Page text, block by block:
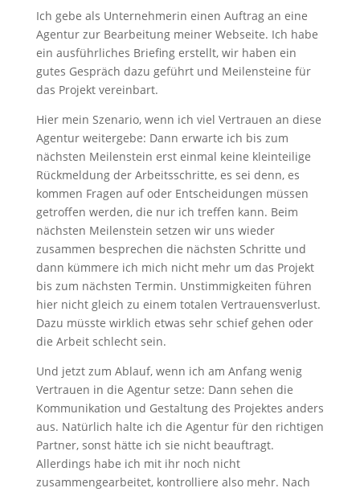
Ich gebe als Unternehmerin einen Auftrag an eine
Agentur zur Bearbeitung meiner Webseite. Ich habe
ein ausführliches Briefing erstellt, wir haben ein
gutes Gespräch dazu geführt und Meilensteine für
das Projekt vereinbart.
Hier mein Szenario, wenn ich viel Vertrauen an diese
Agentur weitergebe: Dann erwarte ich bis zum
nächsten Meilenstein erst einmal keine kleinteilige
Rückmeldung der Arbeitsschritte, es sei denn, es
kommen Fragen auf oder Entscheidungen müssen
getroffen werden, die nur ich treffen kann. Beim
nächsten Meilenstein setzen wir uns wieder
zusammen besprechen die nächsten Schritte und
dann kümmere ich mich nicht mehr um das Projekt
bis zum nächsten Termin. Unstimmigkeiten führen
hier nicht gleich zu einem totalen Vertrauensverlust.
Dazu müsste wirklich etwas sehr schief gehen oder
die Arbeit schlecht sein.
Und jetzt zum Ablauf, wenn ich am Anfang wenig
Vertrauen in die Agentur setze: Dann sehen die
Kommunikation und Gestaltung des Projektes anders
aus. Natürlich halte ich die Agentur für den richtigen
Partner, sonst hätte ich sie nicht beauftragt.
Allerdings habe ich mit ihr noch nicht
zusammengearbeitet, kontrolliere also mehr. Nach